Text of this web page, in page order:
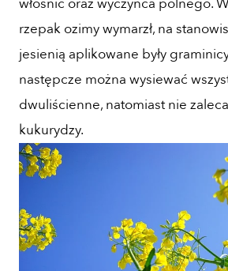
rzepak ozimy wymarzł, na
jesienią aplikowane były
następcze można wysiewać
dwuliścienne, natomiast nie
kukurydzy.